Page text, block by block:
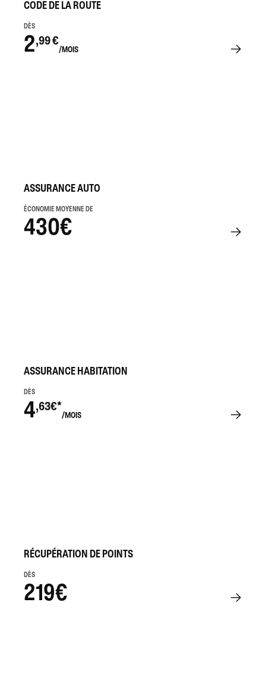
CODE DE LA ROUTE
DÈS
2,99 €
/MOIS
ASSURANCE AUTO
ÉCONOMIE MOYENNE DE
430€
ASSURANCE HABITATION
DÈS
4,63€*
/MOIS
RÉCUPÉRATION DE POINTS
DÈS
219€